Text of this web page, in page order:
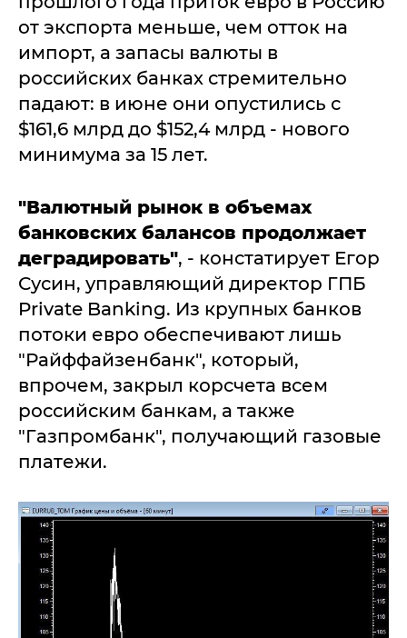
от экспорта меньше, чем отток на
импорт, а запасы валюты в
российских банках стремительно
падают: в июне они опустились с
$161,6 млрд до $152,4 млрд - нового
минимума за 15 лет.
"Валютный рынок в объемах
банковских балансов продолжает
деградировать", - констатирует Егор
Сусин, управляющий директор ГПБ
Private Banking. Из крупных банков
потоки евро обеспечивают лишь
"Райффайзенбанк", который,
впрочем, закрыл корсчета всем
российским банкам, а также
"Газпромбанк", получающий газовые
платежи.